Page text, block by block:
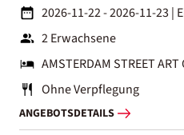
2026-11-22 - 2026-11-23 |
2 Erwachsene
AMSTERDAM STREET
Ohne Verpflegung
ANGEBOTSDETAILS